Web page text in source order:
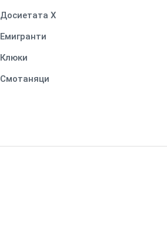
Досиетата Х
Емигранти
Клюки
Смотаняци